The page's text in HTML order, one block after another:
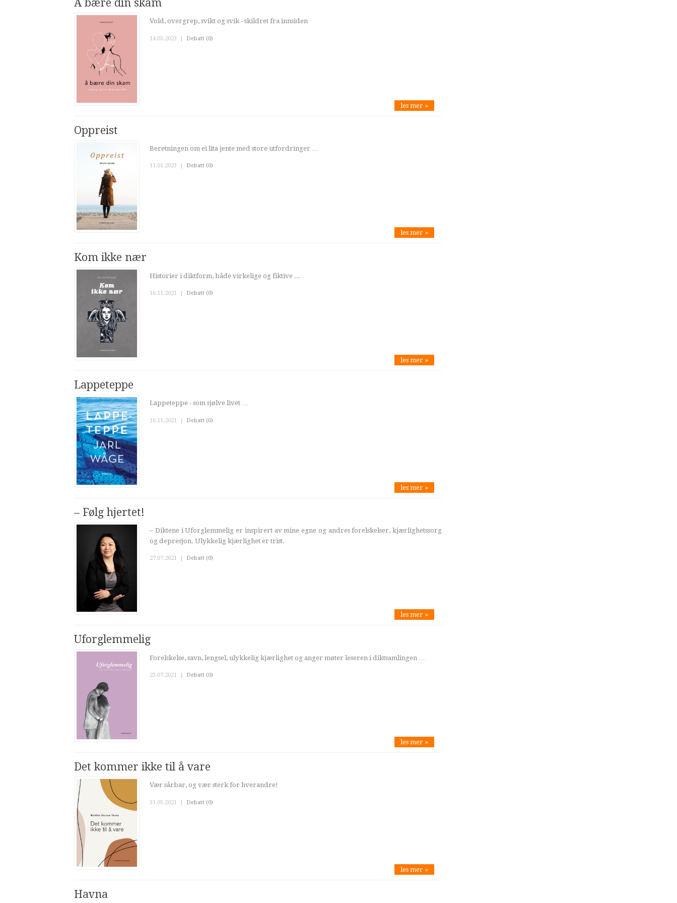
Å bære din skam
Vold, overgrep, svikt og svik - skildret fra innsiden
14.03.2023 | Debatt (0)
les mer »
Oppreist
Beretningen om ei lita jente med store utfordringer …
11.01.2023 Debatt (0)
les mer »
Kom ikke nær
Historier i diktform, både virkelige og fiktive ...
16.11.2021 | Debatt (0)
les mer »
Lappeteppe
Lappeteppe - som sjølve livet …
16.11.2021 | Debatt (0)
les mer »
– Følg hjertet!
– Diktene i Uforglemmelig er inspirert av mine egne og andres forelskelser, kjærlighetssorg
og depresjon. Ulykkelig kjærlighet er trist.
27.07.2021 Debatt (0)
les mer »
Uforglemmelig
Forelskelse, savn, lengsel, ulykkelig kjærlighet og anger møter leseren i diktsamlingen …
23.07.2021 | Debatt (0)
les mer »
Det kommer ikke til å vare
Vær sårbar, og vær sterk for hverandre!
31.05.2021 | Debatt (0)
les mer »
Havna